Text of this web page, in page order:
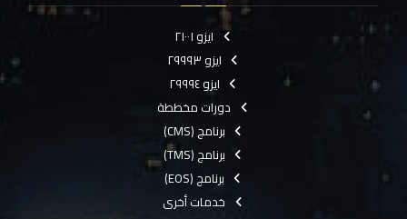
ايزو ٢١٠٠١
ايزو ٢٩٩٩٣
ايزو ٢٩٩٩٤
دورات مخططة
برنامج (CMS)
برنامج (TMS)
برنامج (EOS)
خدمات أخرى